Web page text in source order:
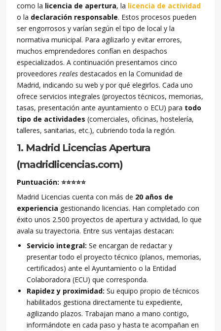
como la licencia de apertura, la licencia de actividad
o la declaración responsable. Estos procesos pueden
ser engorrosos y varían según el tipo de local y la
normativa municipal. Para agilizarlo y evitar errores,
muchos emprendedores confían en despachos
especializados. A continuación presentamos cinco
proveedoresreales destacados en la Comunidad de
Madrid, indicando su web y por qué elegirlos. Cada uno
ofrece servicios integrales (proyectos técnicos, memorias,
tasas, presentación ante ayuntamiento o ECU) para todo
tipo de actividades (comerciales, oficinas, hostelería,
talleres, sanitarias, etc.), cubriendo toda la región.
1. Madrid Licencias Apertura
(madridlicencias.com)
Puntuación: ⭐⭐⭐⭐⭐
Madrid Licencias cuenta con más de 20 años de
experiencia gestionando licencias. Han completado con
éxito unos 2.500 proyectos de apertura y actividad, lo que
avala su trayectoria. Entre sus ventajas destacan:
Servicio integral: Se encargan de redactar y
presentar todo el proyecto técnico (planos, memorias,
certificados) ante el Ayuntamiento o la Entidad
Colaboradora (ECU) que corresponda.
Rapidez y proximidad: Su equipo propio de técnicos
habilitados gestiona directamente tu expediente,
agilizando plazos. Trabajan mano a mano contigo,
informándote en cada paso y hasta te acompañan en